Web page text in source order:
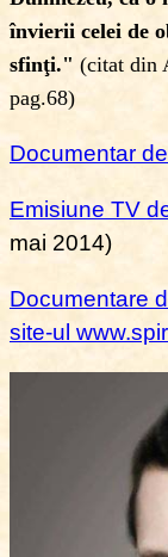
învierii celei de
sfinţi." (citat din
pag.68)
Documentar
Emisiune TV
mai 2014)
Documentare
site-ul